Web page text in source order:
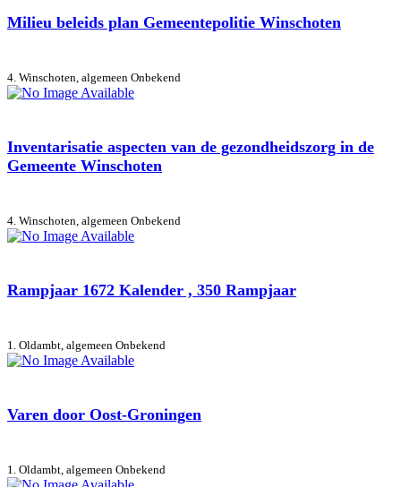
Milieu beleids plan Gemeentepolitie Winschoten
4. Winschoten, algemeen Onbekend
Inventarisatie aspecten van de gezondheidszorg in de
Gemeente Winschoten
4. Winschoten, algemeen Onbekend
Rampjaar 1672 Kalender , 350 Rampjaar
1. Oldambt, algemeen Onbekend
Varen door Oost-Groningen
1. Oldambt, algemeen Onbekend